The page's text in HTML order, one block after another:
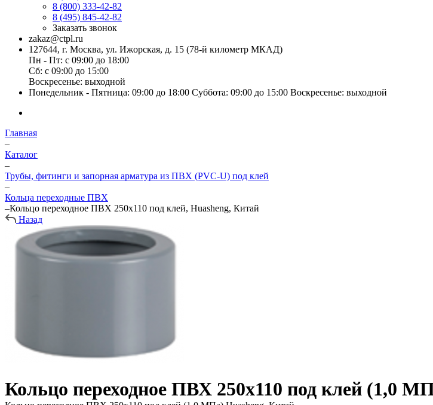
8 (800) 333-42-82
8 (495) 845-42-82
Заказать звонок
zakaz@ctpl.ru
127644, г. Москва, ул. Ижорская, д. 15 (78-й километр МКАД)
Пн - Пт: с 09:00 до 18:00
Сб: с 09:00 до 15:00
Воскресенье: выходной
Понедельник - Пятница: 09:00 до 18:00 Суббота: 09:00 до 15:00 Воскресенье: выходной
Главная
–
Каталог
–
Трубы, фитинги и запорная арматура из ПВХ (PVC-U) под клей
–
Кольца переходные ПВХ
–Кольцо переходное ПВХ 250х110 под клей, Huasheng, Китай
Назад
Кольцо переходное ПВХ 250х110 под клей (1,0